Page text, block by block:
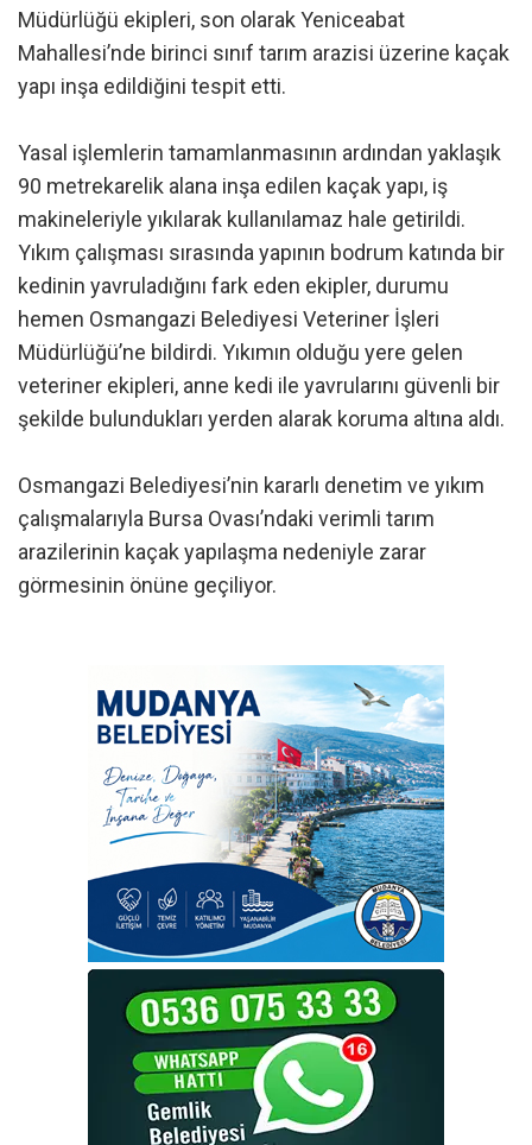
Müdürlüğü ekipleri, son olarak Yeniceabat
Mahallesi’nde birinci sınıf tarım arazisi üzerine kaçak
yapı inşa edildiğini tespit etti.
Yasal işlemlerin tamamlanmasının ardından yaklaşık
90 metrekarelik alana inşa edilen kaçak yapı, iş
makineleriyle yıkılarak kullanılamaz hale getirildi.
Yıkım çalışması sırasında yapının bodrum katında bir
kedinin yavruladığını fark eden ekipler, durumu
hemen Osmangazi Belediyesi Veteriner İşleri
Müdürlüğü’ne bildirdi. Yıkımın olduğu yere gelen
veteriner ekipleri, anne kedi ile yavrularını güvenli bir
şekilde bulundukları yerden alarak koruma altına aldı.
Osmangazi Belediyesi’nin kararlı denetim ve yıkım
çalışmalarıyla Bursa Ovası’ndaki verimli tarım
arazilerinin kaçak yapılaşma nedeniyle zarar
görmesinin önüne geçiliyor.